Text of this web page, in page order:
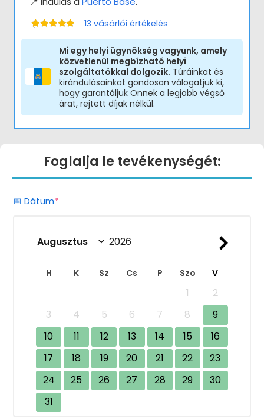
Értékelés:
13 vásárlói értékelés
Mi egy helyi ügynökség vagyunk, amely
közvetlenül megbízható helyi
szolgáltatókkal dolgozik. Túráinkat és
kirándulásainkat gondosan válogatjuk ki,
hogy garantáljuk Önnek a legjobb végső
árat, rejtett díjak nélkül.
Foglalja le tevékenységét:
📅 Dátum*
H K Sz Cs P Szo V
1
2
3
4 5 6 7 8
9
10
11 12 13 14 15
16
17
18 19 20 21 22
23
24
25 26 27 28 29
30
31